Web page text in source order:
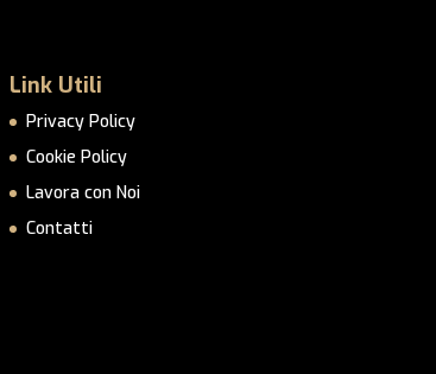
Link Utili
Privacy Policy
Cookie Policy
Lavora con Noi
Contatti